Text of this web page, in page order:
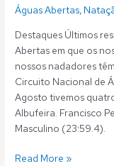
Águas Abertas,
Destaques Últimos
Abertas em que os
nossos nadadores
Circuito Nacional de
Agosto tivemos
Albufeira. Francisco
Masculino (23:59.4).
Read More »